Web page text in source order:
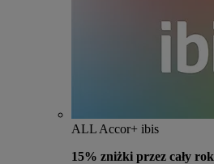
ALL Accor+ ibis
15% zniżki przez cały rok